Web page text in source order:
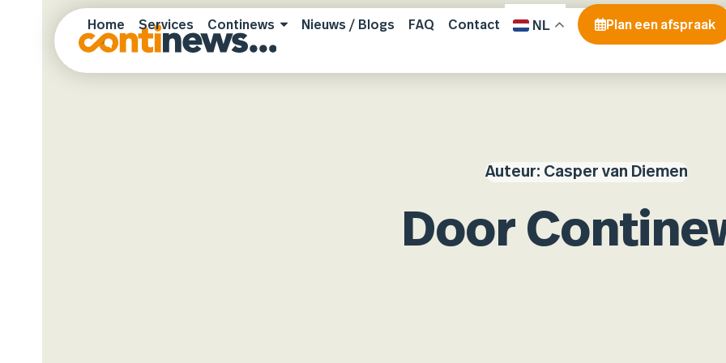
content
Home Services Continews Nieuws / Blogs FAQ Contact NL Plan een afspraak
Auteur: Casper van Diemen
Door